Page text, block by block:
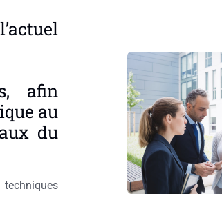
afin
au
du
techniques